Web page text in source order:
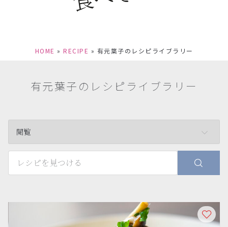
HOME » RECIPE » 有元葉子のレシピライブラリー
有元葉子のレシピライブラリー
閲覧